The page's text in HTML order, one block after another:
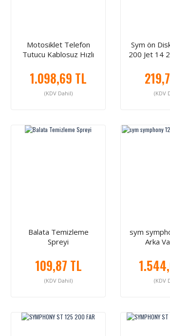
Motosiklet Telefon
Tutucu Kablosuz Hızlı
1.098,69 TL
(KDV Dahil)
Sym ön
200 Jet 14
(KDV
Balata Temizleme
Spreyi
109,87 TL
(KDV Dahil)
sym
Arka
(KDV